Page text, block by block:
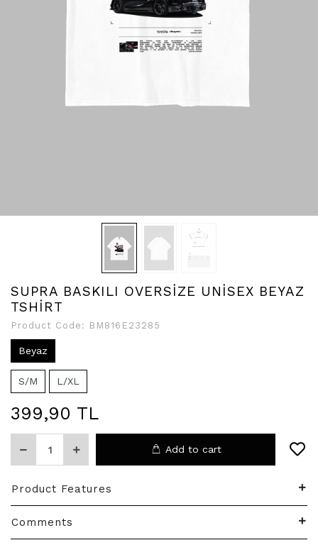
SUPRA BASKILI OVERSİZE UNİSEX BEYAZ
TSHİRT
Product Code: BM816E23285
Beyaz
S/M L/XL
399,90 TL
Add to cart
Product Features
Comments